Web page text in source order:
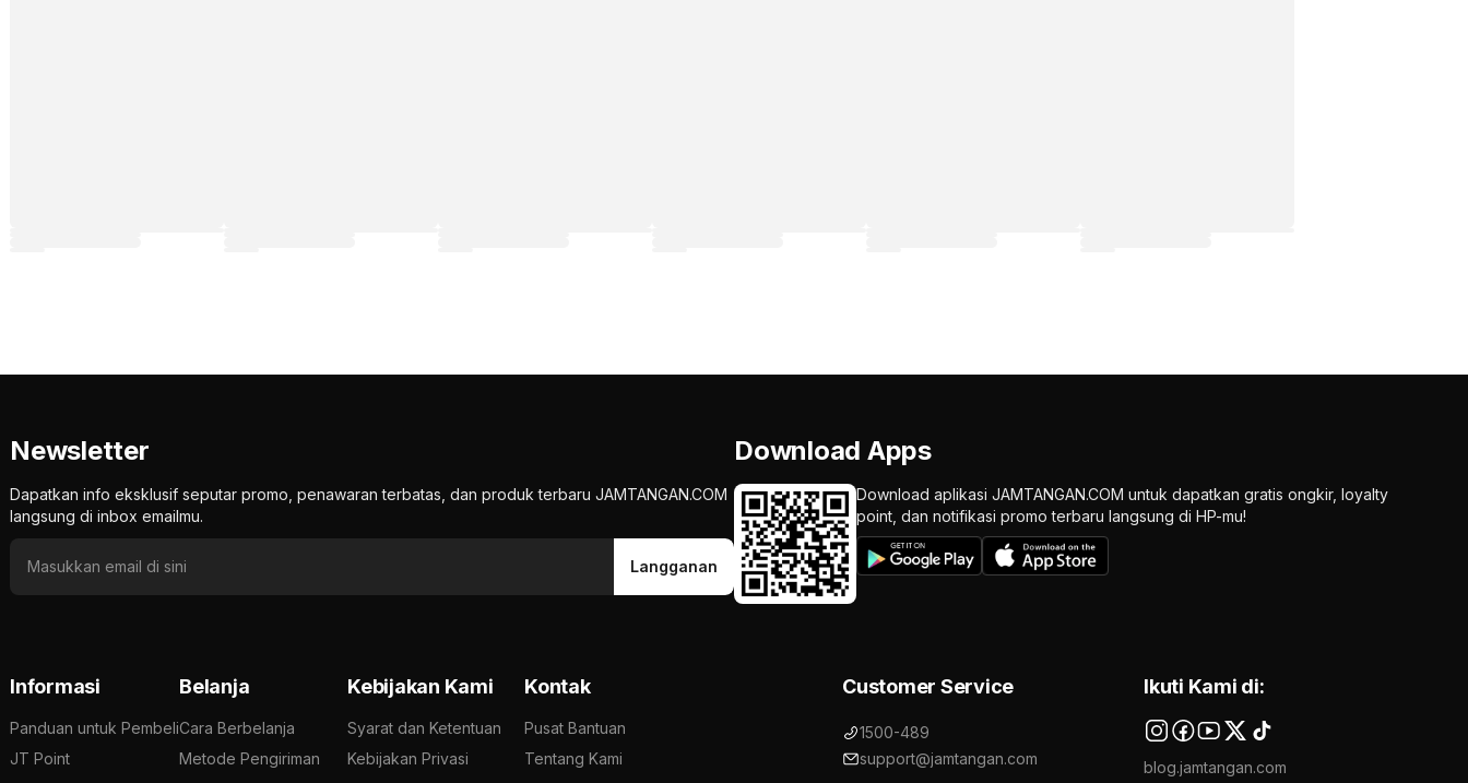
Newsletter
Dapatkan info eksklusif seputar promo, penawaran terbatas, dan produk terbaru JAMTANGAN.COM
langsung di inbox emailmu.
Langganan
Download Apps
Download aplikasi JAMTANGAN.COM untuk dapatkan gratis ongkir, loyalty
point, dan notifikasi promo terbaru langsung di HP-mu!
Informasi
Panduan untuk Pembeli
JT Point
Belanja
Cara Berbelanja
Metode Pengiriman
Kebijakan Kami
Syarat dan Ketentuan
Kebijakan Privasi
Kontak
Pusat Bantuan
Tentang Kami
Customer Service
1500-489
support@jamtangan.com
Ikuti Kami di:
blog.jamtangan.com